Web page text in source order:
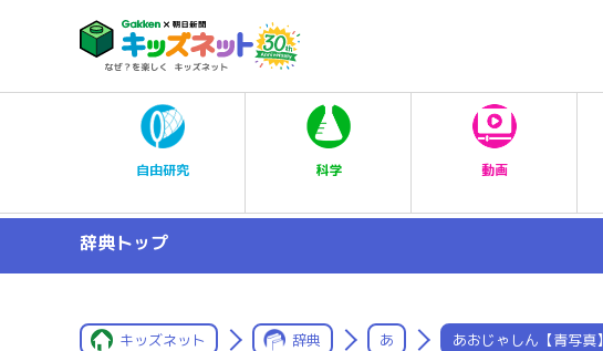
自由研究 科学 動画
辞典トップ
キッズネット 辞典 あ あおじゃしん【青写真】